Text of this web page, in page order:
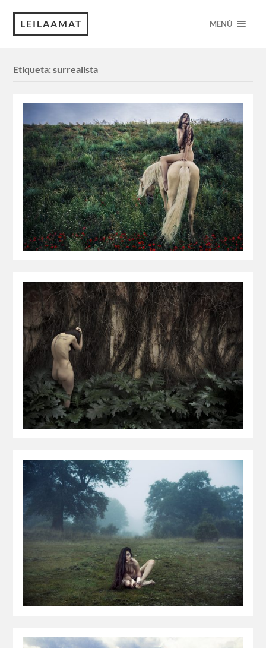
LEILAAMAT MENÚ
Etiqueta:surrealista